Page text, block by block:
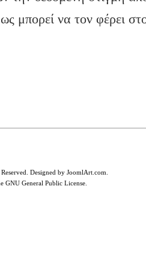
μπορεί να τον φέρει
Designed by JoomlArt.com
GNU General Public License.